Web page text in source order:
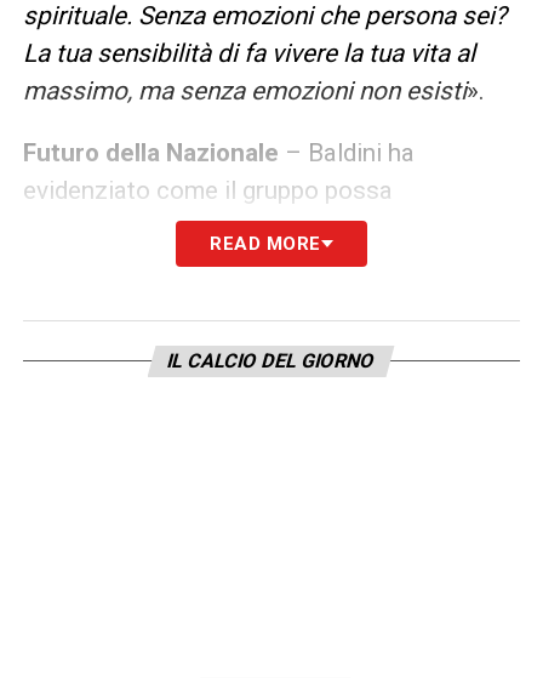
spirituale. Senza emozioni che persona sei?
La tua sensibilità di fa vivere la tua vita al
massimo, ma senza emozioni non esisti».
Futuro della Nazionale – Baldini ha
evidenziato come il gruppo possa
rappresentare una base solida per il futuro
Secondo me c’è tanto in questo
che già giocano in Serie A e sono nel
momento in cui possono esplodere, come
READ MORE
IL CALCIO DEL GIORNO